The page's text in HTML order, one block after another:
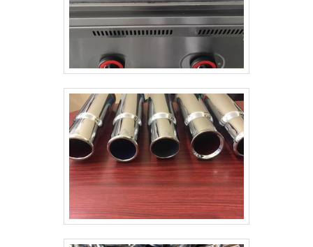
de superfícies, o processo pode oferecer
uma espessura elevada, em uma grande
comparação com outros processos. Dessa
aplicação de uma nova camada metálica em
cilindros flexográficos, ou camadas sobre
peças diversas. Com isso, os equipamentos
a serem recuperados asseguram uma maior
resistência e durabilidade. Além do mais, o
serviço de tratamento de superfícies
também colabora para a melhor aparência do
equipamento a ser recuperado, tendo em
vista que são disponibilizados diversos tipos